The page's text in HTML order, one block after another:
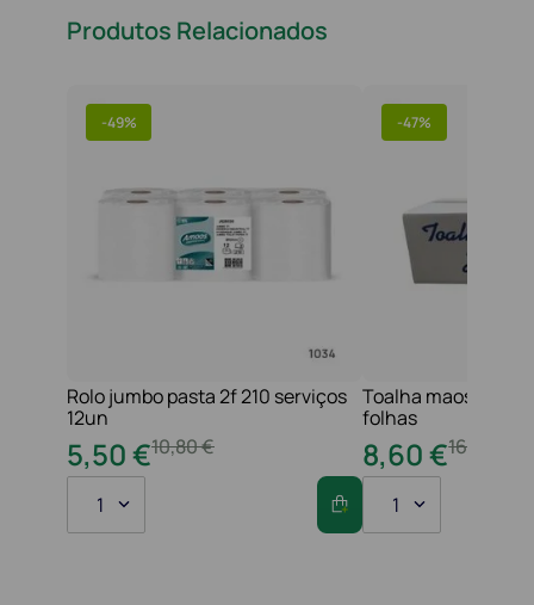
Produtos Relacionados
-49%
Rolo jumbo pasta 2f 210 serviços
12un
10,80€
5,50€
1
-47%
Toalha maos 2f
folhas
16
8,60€
1